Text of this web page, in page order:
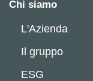
Chi siamo
L'Azienda
Il gruppo
ESG